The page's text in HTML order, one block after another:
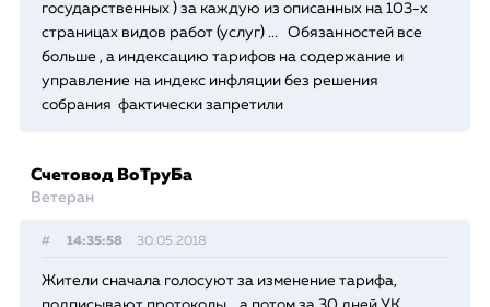
государственных ) за каждую из описанных на 103-х
страницах видов работ (услуг) ... Обязанностей все
больше , а индексацию тарифов на содержание и
управление на индекс инфляции без решения
собрания фактически запретили
Счетовод ВоТруБа
Ветеран
# 14:35:58 30.05.2018
Жители сначала голосуют за изменение тарифа,